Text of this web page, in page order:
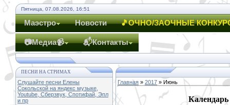
Пятница, 07.08.2026, 16:51
Маэстро Новости 🎵ОЧНО/ЗАОЧНЫЕ
📷Медиа📹 📬Контакты
ПЕСНИ НА СТРИМАХ
Слушайте песни Елены
Сокольской на яндекс музыке,
Youtube, Сберзвук, Спотифай, Эпл
и пр
Главная » 2017 » Июнь